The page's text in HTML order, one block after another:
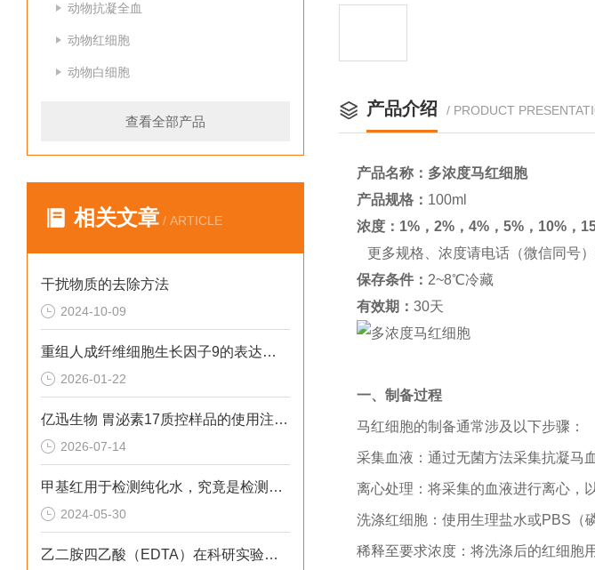
动物抗凝全血
动物红细胞
动物白细胞
查看全部产品
相关文章 / ARTICLE
干扰物质的去除方法
2024-10-09
重组人成纤维细胞生长因子9的表达系统是什么呢？
2026-01-22
亿迅生物 胃泌素17质控样品的使用注意事项是什么呢？
2026-07-14
甲基红用于检测纯化水，究竟是检测酸还是碱？
2024-05-30
乙二胺四乙酸（EDTA）在科研实验中的应用
产品介绍 / PRODUCT
产品名称：多浓度马红细胞
产品规格： 100ml
浓度： 1%，2%，4%，5%，10%，
更多规格、浓度请电话（微信同号）
保存条件： 2~8℃冷藏
有效期： 30天
一、制备过程
马红细胞的制备通常涉及以下步骤：
采集血液：通过无菌方法采集抗凝马
离心处理：将采集的血液进行离心，
洗涤红细胞：使用生理盐水或PBS （
稀释至要求浓度：将洗涤后的红细胞